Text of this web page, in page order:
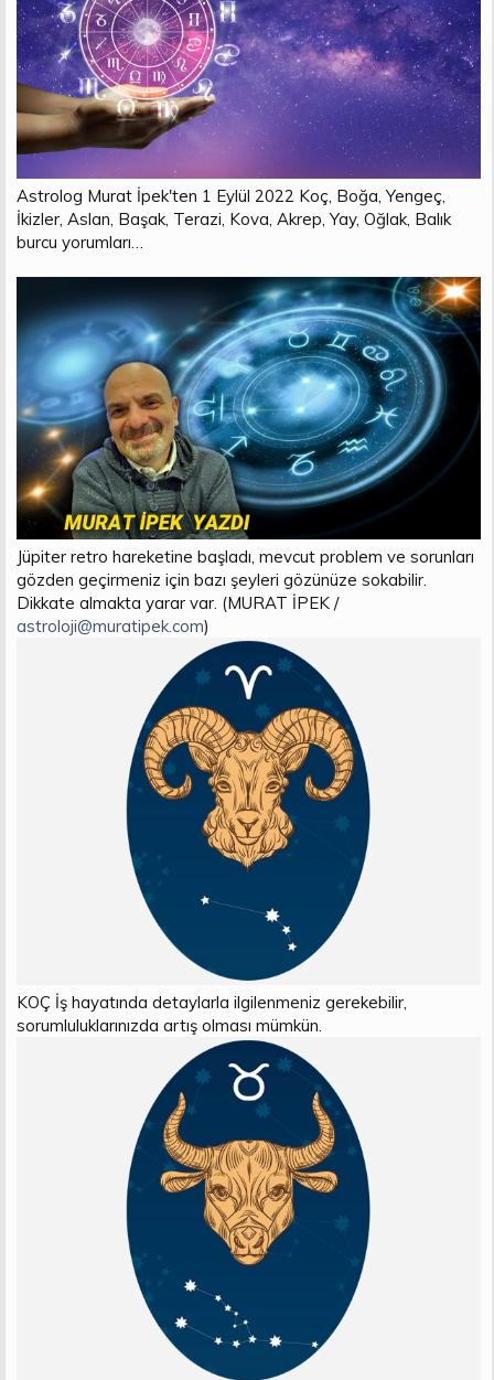
n
i
Astrolog Murat İpek'ten 1 Eylül 2022 Koç, Boğa, Yengeç,
İkizler, Aslan, Başak, Terazi, Kova, Akrep, Yay, Oğlak, Balık
burcu yorumları…
Jüpiter retro hareketine başladı, mevcut problem ve sorunları
gözden geçirmeniz için bazı şeyleri gözünüze sokabilir.
Dikkate almakta yarar var. (MURAT İPEK /
astroloji@muratipek.com)
KOÇ İş hayatında detaylarla ilgilenmeniz gerekebilir,
sorumluluklarınızda artış olması mümkün.